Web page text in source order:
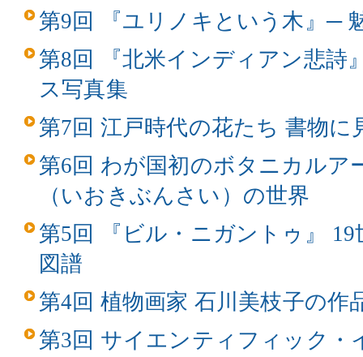
第9回 『ユリノキという木』─
第8回 『北米インディアン悲詩
ス写真集
第7回 江戸時代の花たち 書物に
第6回 わが国初のボタニカルア
（いおきぶんさい）の世界
第5回 『ビル・ニガントゥ』
図譜
第4回 植物画家 石川美枝子の作
第3回 サイエンティフィック・